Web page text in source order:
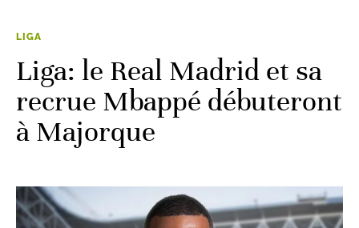
LIGA
Liga: le Real Madrid et sa
recrue Mbappé débuteront
à Majorque